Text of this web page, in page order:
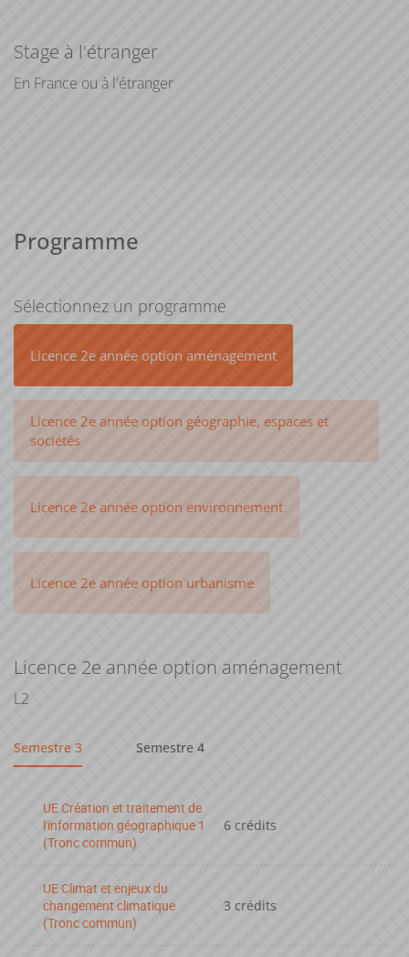
Stage à l'étranger
En France ou à l'étranger
Programme
Sélectionnez un programme
Licence 2e année option aménagement
Licence 2e année option géographie, espaces et
sociétés
Licence 2e année option environnement
Licence 2e année option urbanisme
Licence 2e année option aménagement
L2
Semestre 3 Semestre 4
UE Création et traitement de
l'information géographique 1
(Tronc commun)
6 crédits
UE Climat et enjeux du
changement climatique
(Tronc commun)
3 crédits